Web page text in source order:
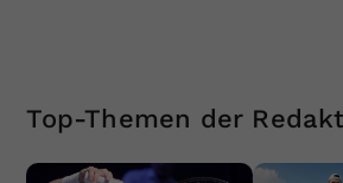
Top-Themen der